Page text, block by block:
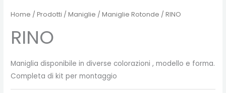
Home /Prodotti /Maniglie /Maniglie Rotonde / RINO
RINO
Maniglia disponibile in diverse colorazioni , modello e forma.
Completa di kit per montaggio